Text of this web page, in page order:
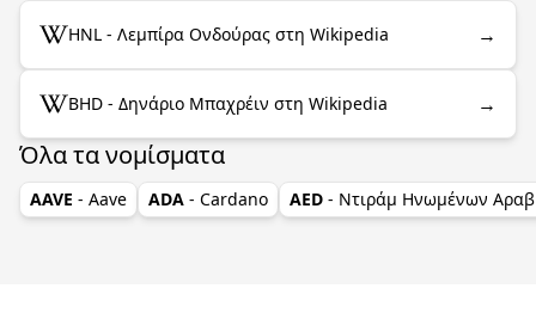
HNL - Λεμπίρα Ονδούρας στη Wikipedia →
BHD - Δηνάριο Μπαχρέιν στη Wikipedia →
Όλα τα νομίσματα
AAVE - Aave ADA - Cardano AED - Ντιράμ Ηνωμένων